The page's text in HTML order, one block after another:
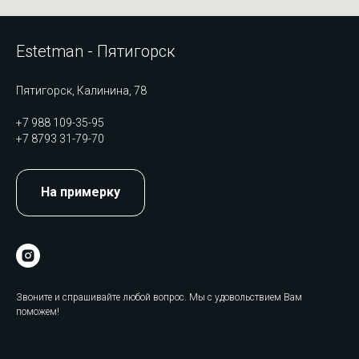
Estetman - Пятигорск
Пятигорск, Калинина, 78
+7 988 109-35-95
+7 8793 31-79-70
На примерку
Звоните и спрашивайте любой вопрос. Мы с удовольствием Вам
поможем!